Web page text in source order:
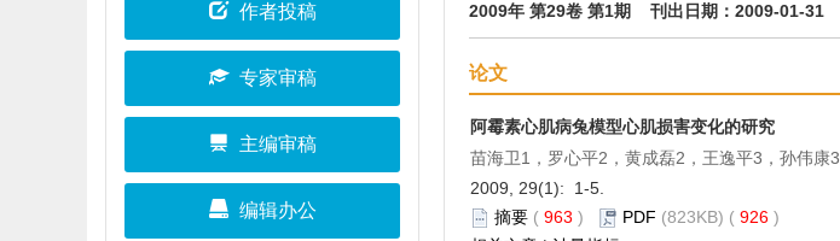
作者投稿
专家审稿
主编审稿
编辑办公
2009年 第29卷 第1期 刊出日期：2009-01-31
论文
阿霉素心肌病兔模型心肌损害变化的研究
苗海卫1，罗心平2，黄成磊2，王逸平3，孙伟康3
2009, 29(1): 1-5.
摘要 ( 963 ) PDF (823KB) ( 926 )